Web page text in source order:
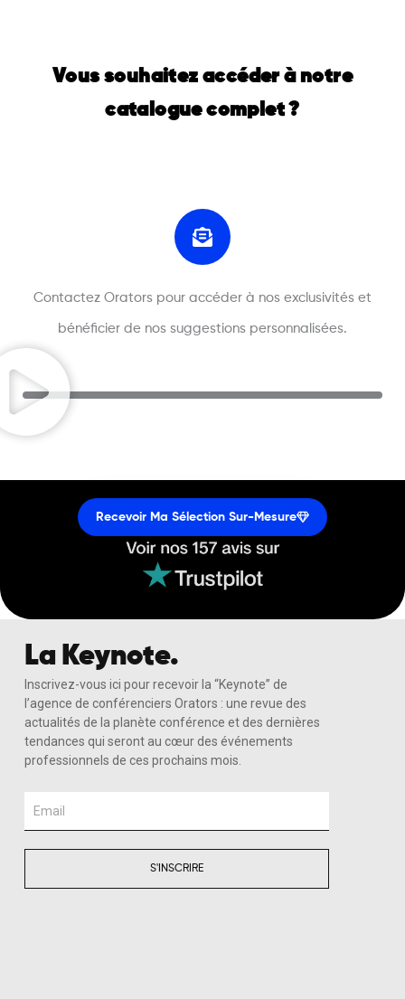
Vous souhaitez accéder à notre
catalogue complet ?
Contactez Orators pour accéder à nos exclusivités et
bénéficier de nos suggestions personnalisées.
Recevoir Ma Sélection Sur-Mesure
La Keynote.
Inscrivez-vous ici pour recevoir la “Keynote” de
l’agence de conférenciers Orators : une revue des
actualités de la planète conférence et des dernières
tendances qui seront au cœur des événements
professionnels de ces prochains mois.
S'INSCRIRE